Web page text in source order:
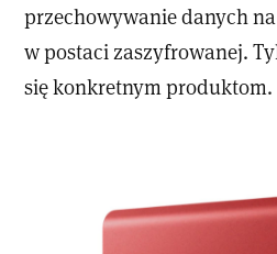
przechowywanie danych
w postaci zaszyfrowanej.
się konkretnym produktom.